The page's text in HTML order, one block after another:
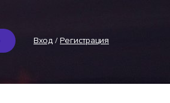
Вход / Регистрация